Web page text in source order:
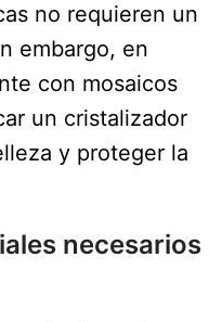
no requieren un
embargo, en
con mosaicos
un cristalizador
y proteger la
necesarios